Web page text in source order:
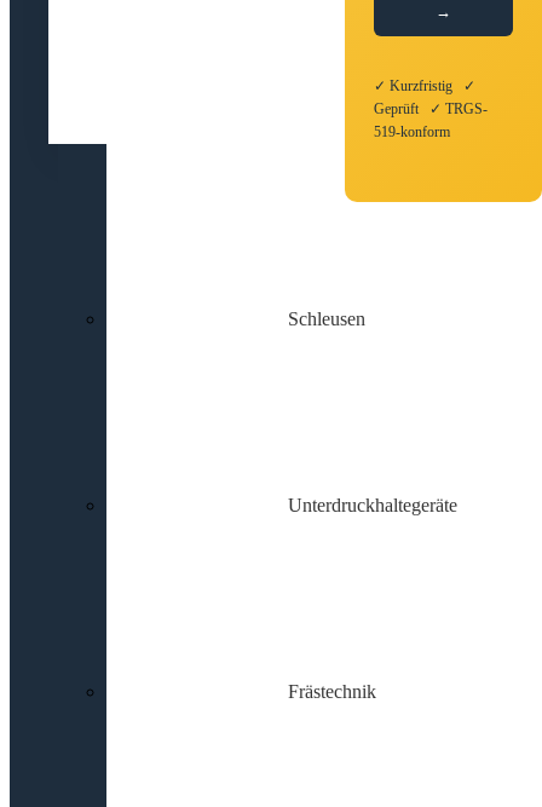
→
✓ Kurzfristig ✓
Geprüft ✓ TRGS-
519-konform
Schleusen
Unterdruckhaltegeräte
Frästechnik